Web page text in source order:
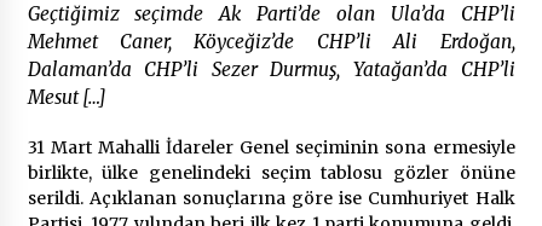
2 ay ago
HAYIRSEVER DİNÇER AKYALI’DAN EĞİTİME
Mobil Tekerlekli Sandalye Tamir Aracı Engelsiz
Muğla İçin Yollarda
Geçtiğimiz seçimde Ak Parti’de olan Ula’da CHP’li
Mehmet Caner, Köyceğiz’de CHP’li Ali Erdoğan,
Dalaman’da CHP’li Sezer Durmuş, Yatağan’da CHP’li
Mesut […]
31 Mart Mahalli İdareler Genel seçiminin sona ermesiyle
birlikte, ülke genelindeki seçim tablosu gözler önüne
serildi. Açıklanan sonuçlarına göre ise Cumhuriyet Halk